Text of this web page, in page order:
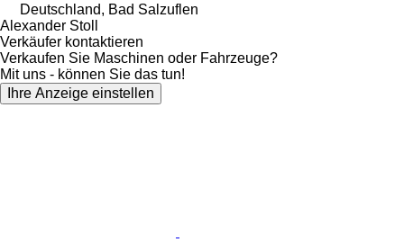
Deutschland, Bad Salzuflen
Alexander Stoll
Verkäufer kontaktieren
Verkaufen Sie Maschinen oder Fahrzeuge?
Mit uns - können Sie das tun!
Ihre Anzeige einstellen